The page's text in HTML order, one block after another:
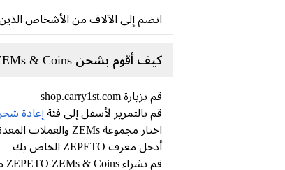
انضم إلى الآلاف من الأشخاص الذين
كيف أقوم بشحن ZEPETO ZEMs & Coins على Carry1st Shop؟
قم بزيارة shop.carry1st.com
قم بالتمرير لأسفل إلى فئة إعادة
اختار مجموعة ZEMs والعملات المعدنية التي تريدها
أدخل معرف ZEPETO الخاص بك
قم بشراء ZEPETO ZEMs & Coins من خلال طرق الدفع المحلية الآمنة (لا حاجة إلى بطاقة ائتمان)